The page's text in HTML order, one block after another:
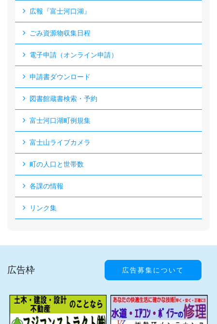
広報『富士河口湖』
ごみ資源物収集日程
電子申請（オンライン申請）
申請書ダウンロード
図書館蔵書検索・予約
富士河口湖町例規集
富士山ライブカメラ
町の人口と世帯数
各課の情報
リンク集
広告枠 広告募集について